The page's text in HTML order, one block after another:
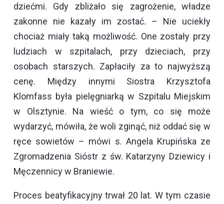
dziećmi. Gdy zbliżało się zagrożenie, władze
zakonne nie kazały im zostać. – Nie uciekły
chociaż miały taką możliwość. One zostały przy
ludziach w szpitalach, przy dzieciach, przy
osobach starszych. Zapłaciły za to najwyższą
cenę. Między innymi Siostra Krzysztofa
Klomfass była pielęgniarką w Szpitalu Miejskim
w Olsztynie. Na wieść o tym, co się może
wydarzyć, mówiła, że woli zginąć, niż oddać się w
ręce sowietów – mówi s. Angela Krupińska ze
Zgromadzenia Sióstr z św. Katarzyny Dziewicy i
Męczennicy w Braniewie.
Proces beatyfikacyjny trwał 20 lat. W tym czasie